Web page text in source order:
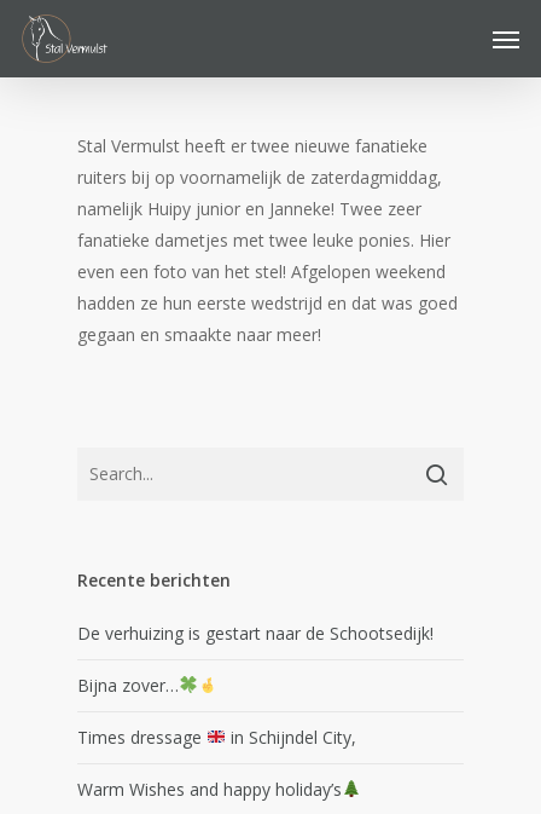
Skip
main
Stal Vermulst heeft er twee nieuwe fanatieke
ruiters bij op voornamelijk de zaterdagmiddag,
namelijk Huipy junior en Janneke! Twee zeer
fanatieke dametjes met twee leuke ponies. Hier
even een foto van het stel! Afgelopen weekend
hadden ze hun eerste wedstrijd en dat was goed
gegaan en smaakte naar meer!
Recente berichten
De verhuizing is gestart naar de Schootsedijk!
Bijna zover…
Times dressage in Schijndel City,
Warm Wishes and happy holiday’s